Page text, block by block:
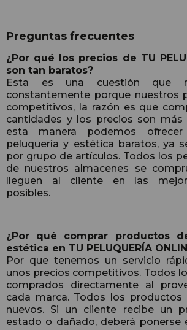
Preguntas frecuentes
¿Por qué los precios de TU
son tan baratos?
Esta es una cuestión que
constantemente porque nuestros
competitivos, la razón es que
cantidades y los precios son más
esta manera podemos
peluquería y estética baratos, ya
por grupo de artículos. Todos los
de nuestros almacenes se
lleguen al cliente en las
posibles.
¿Por qué comprar productos
estética en TU PELUQUERÍA
Por que tenemos un servicio
unos precios competitivos. Todos
comprados directamente al
cada marca. Todos los productos
nuevos. Si un cliente recibe un
estado o dañado, deberá ponerse